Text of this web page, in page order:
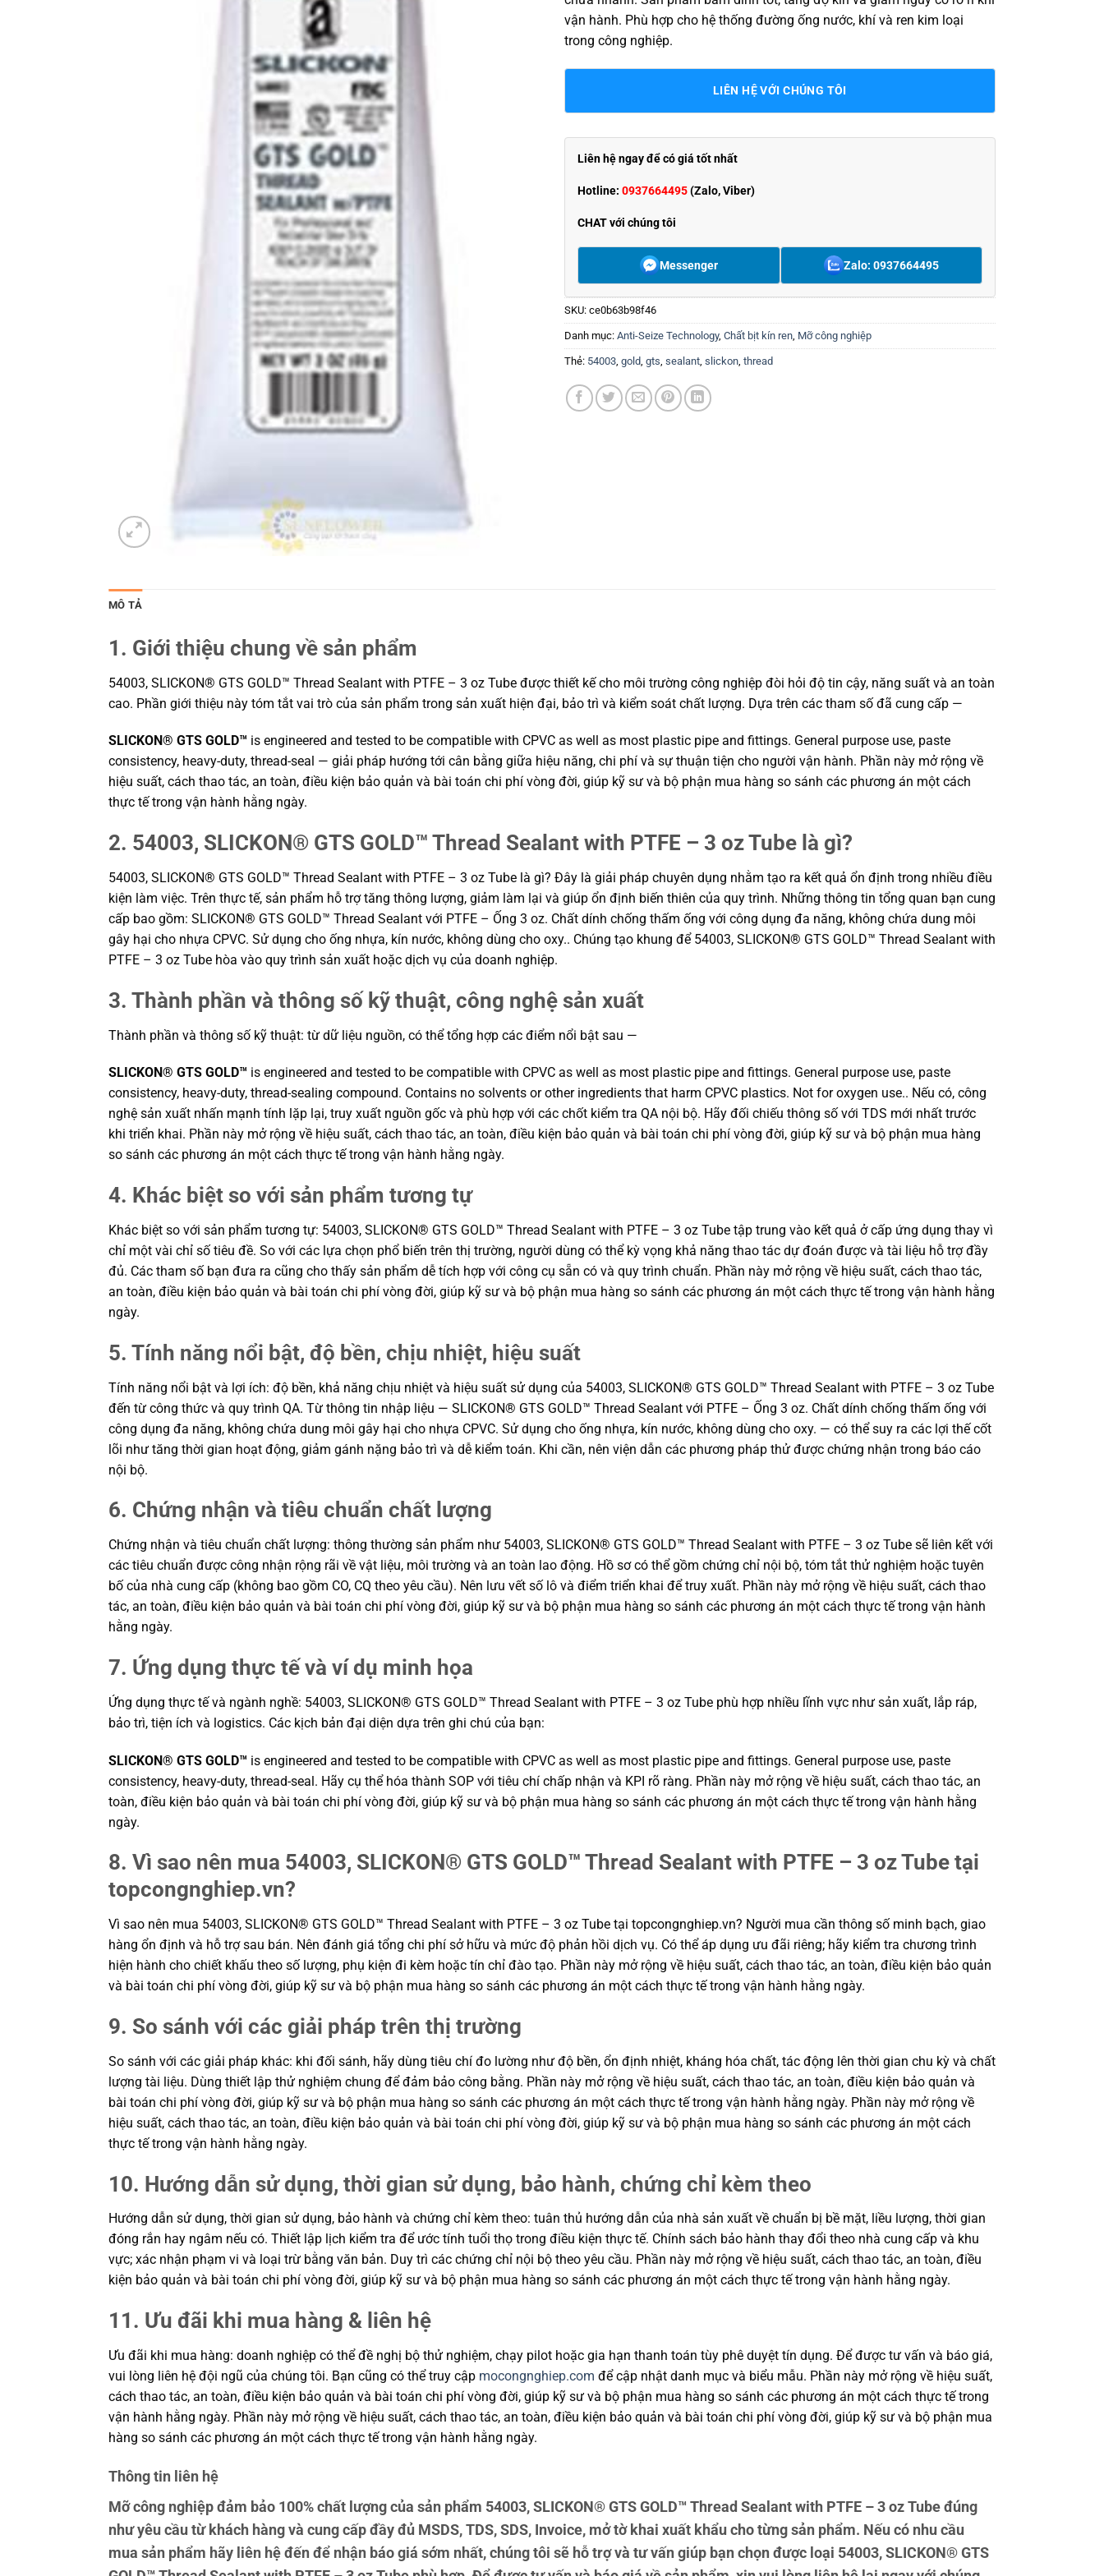
vận hành. Phù hợp cho hệ thống đường ống nước, khí và ren kim loại
trong công nghiệp.
LIÊN HỆ VỚI CHÚNG TÔI
Liên hệ ngay để có giá tốt nhất
Hotline: 0937664495(Zalo, Viber)
CHAT với chúng tôi
Messenger Zalo: 0937664495
SKU: ce0b63b98f46
Danh mục: Anti-Seize Technology, Chất bịt kín ren, Mỡ công nghiệp
Thẻ: 54003, gold, gts, sealant, slickon, thread
MÔ TẢ
1. Giới thiệu chung về sản phẩm
54003, SLICKON® GTS GOLD™ Thread Sealant with PTFE – 3 oz Tube được thiết kế cho môi trường công nghiệp đòi hỏi độ tin cậy, năng suất và an toàn
cao. Phần giới thiệu này tóm tắt vai trò của sản phẩm trong sản xuất hiện đại, bảo trì và kiểm soát chất lượng. Dựa trên các tham số đã cung cấp —
SLICKON® GTS GOLD™ is engineered and tested to be compatible with CPVC as well as most plastic pipe and fittings. General purpose use, paste
consistency, heavy-duty, thread-seal — giải pháp hướng tới cân bằng giữa hiệu năng, chi phí và sự thuận tiện cho người vận hành. Phần này mở rộng về
hiệu suất, cách thao tác, an toàn, điều kiện bảo quản và bài toán chi phí vòng đời, giúp kỹ sư và bộ phận mua hàng so sánh các phương án một cách
thực tế trong vận hành hằng ngày.
2. 54003, SLICKON® GTS GOLD™ Thread Sealant with PTFE – 3 oz Tube là gì?
54003, SLICKON® GTS GOLD™ Thread Sealant with PTFE – 3 oz Tube là gì? Đây là giải pháp chuyên dụng nhằm tạo ra kết quả ổn định trong nhiều điều
kiện làm việc. Trên thực tế, sản phẩm hỗ trợ tăng thông lượng, giảm làm lại và giúp ổn định biến thiên của quy trình. Những thông tin tổng quan bạn cung
cấp bao gồm: SLICKON® GTS GOLD™ Thread Sealant với PTFE – Ống 3 oz. Chất dính chống thấm ống với công dụng đa năng, không chứa dung môi
gây hại cho nhựa CPVC. Sử dụng cho ống nhựa, kín nước, không dùng cho oxy.. Chúng tạo khung để 54003, SLICKON® GTS GOLD™ Thread Sealant with
PTFE – 3 oz Tube hòa vào quy trình sản xuất hoặc dịch vụ của doanh nghiệp.
3. Thành phần và thông số kỹ thuật, công nghệ sản xuất
Thành phần và thông số kỹ thuật: từ dữ liệu nguồn, có thể tổng hợp các điểm nổi bật sau —
SLICKON® GTS GOLD™ is engineered and tested to be compatible with CPVC as well as most plastic pipe and fittings. General purpose use, paste
consistency, heavy-duty, thread-sealing compound. Contains no solvents or other ingredients that harm CPVC plastics. Not for oxygen use.. Nếu có, công
nghệ sản xuất nhấn mạnh tính lặp lại, truy xuất nguồn gốc và phù hợp với các chốt kiểm tra QA nội bộ. Hãy đối chiếu thông số với TDS mới nhất trước
khi triển khai. Phần này mở rộng về hiệu suất, cách thao tác, an toàn, điều kiện bảo quản và bài toán chi phí vòng đời, giúp kỹ sư và bộ phận mua hàng
so sánh các phương án một cách thực tế trong vận hành hằng ngày.
4. Khác biệt so với sản phẩm tương tự
Khác biệt so với sản phẩm tương tự: 54003, SLICKON® GTS GOLD™ Thread Sealant with PTFE – 3 oz Tube tập trung vào kết quả ở cấp ứng dụng thay vì
chỉ một vài chỉ số tiêu đề. So với các lựa chọn phổ biến trên thị trường, người dùng có thể kỳ vọng khả năng thao tác dự đoán được và tài liệu hỗ trợ đầy
đủ. Các tham số bạn đưa ra cũng cho thấy sản phẩm dễ tích hợp với công cụ sẵn có và quy trình chuẩn. Phần này mở rộng về hiệu suất, cách thao tác,
an toàn, điều kiện bảo quản và bài toán chi phí vòng đời, giúp kỹ sư và bộ phận mua hàng so sánh các phương án một cách thực tế trong vận hành hằng
ngày.
5. Tính năng nổi bật, độ bền, chịu nhiệt, hiệu suất
Tính năng nổi bật và lợi ích: độ bền, khả năng chịu nhiệt và hiệu suất sử dụng của 54003, SLICKON® GTS GOLD™ Thread Sealant with PTFE – 3 oz Tube
đến từ công thức và quy trình QA. Từ thông tin nhập liệu — SLICKON® GTS GOLD™ Thread Sealant với PTFE – Ống 3 oz. Chất dính chống thấm ống với
công dụng đa năng, không chứa dung môi gây hại cho nhựa CPVC. Sử dụng cho ống nhựa, kín nước, không dùng cho oxy. — có thể suy ra các lợi thế cốt
lõi như tăng thời gian hoạt động, giảm gánh nặng bảo trì và dễ kiểm toán. Khi cần, nên viện dẫn các phương pháp thử được chứng nhận trong báo cáo
nội bộ.
6. Chứng nhận và tiêu chuẩn chất lượng
Chứng nhận và tiêu chuẩn chất lượng: thông thường sản phẩm như 54003, SLICKON® GTS GOLD™ Thread Sealant with PTFE – 3 oz Tube sẽ liên kết với
các tiêu chuẩn được công nhận rộng rãi về vật liệu, môi trường và an toàn lao động. Hồ sơ có thể gồm chứng chỉ nội bộ, tóm tắt thử nghiệm hoặc tuyên
bố của nhà cung cấp (không bao gồm CO, CQ theo yêu cầu). Nên lưu vết số lô và điểm triển khai để truy xuất. Phần này mở rộng về hiệu suất, cách thao
tác, an toàn, điều kiện bảo quản và bài toán chi phí vòng đời, giúp kỹ sư và bộ phận mua hàng so sánh các phương án một cách thực tế trong vận hành
hằng ngày.
7. Ứng dụng thực tế và ví dụ minh họa
Ứng dụng thực tế và ngành nghề: 54003, SLICKON® GTS GOLD™ Thread Sealant with PTFE – 3 oz Tube phù hợp nhiều lĩnh vực như sản xuất, lắp ráp,
bảo trì, tiện ích và logistics. Các kịch bản đại diện dựa trên ghi chú của bạn:
SLICKON® GTS GOLD™ is engineered and tested to be compatible with CPVC as well as most plastic pipe and fittings. General purpose use, paste
consistency, heavy-duty, thread-seal. Hãy cụ thể hóa thành SOP với tiêu chí chấp nhận và KPI rõ ràng. Phần này mở rộng về hiệu suất, cách thao tác, an
toàn, điều kiện bảo quản và bài toán chi phí vòng đời, giúp kỹ sư và bộ phận mua hàng so sánh các phương án một cách thực tế trong vận hành hằng
ngày.
8. Vì sao nên mua 54003, SLICKON® GTS GOLD™ Thread Sealant with PTFE – 3 oz Tube tại
topcongnghiep.vn?
Vì sao nên mua 54003, SLICKON® GTS GOLD™ Thread Sealant with PTFE – 3 oz Tube tại topcongnghiep.vn? Người mua cần thông số minh bạch, giao
hàng ổn định và hỗ trợ sau bán. Nên đánh giá tổng chi phí sở hữu và mức độ phản hồi dịch vụ. Có thể áp dụng ưu đãi riêng; hãy kiểm tra chương trình
hiện hành cho chiết khấu theo số lượng, phụ kiện đi kèm hoặc tín chỉ đào tạo. Phần này mở rộng về hiệu suất, cách thao tác, an toàn, điều kiện bảo quản
và bài toán chi phí vòng đời, giúp kỹ sư và bộ phận mua hàng so sánh các phương án một cách thực tế trong vận hành hằng ngày.
9. So sánh với các giải pháp trên thị trường
So sánh với các giải pháp khác: khi đối sánh, hãy dùng tiêu chí đo lường như độ bền, ổn định nhiệt, kháng hóa chất, tác động lên thời gian chu kỳ và chất
lượng tài liệu. Dùng thiết lập thử nghiệm chung để đảm bảo công bằng. Phần này mở rộng về hiệu suất, cách thao tác, an toàn, điều kiện bảo quản và
bài toán chi phí vòng đời, giúp kỹ sư và bộ phận mua hàng so sánh các phương án một cách thực tế trong vận hành hằng ngày. Phần này mở rộng về
hiệu suất, cách thao tác, an toàn, điều kiện bảo quản và bài toán chi phí vòng đời, giúp kỹ sư và bộ phận mua hàng so sánh các phương án một cách
thực tế trong vận hành hằng ngày.
10. Hướng dẫn sử dụng, thời gian sử dụng, bảo hành, chứng chỉ kèm theo
Hướng dẫn sử dụng, thời gian sử dụng, bảo hành và chứng chỉ kèm theo: tuân thủ hướng dẫn của nhà sản xuất về chuẩn bị bề mặt, liều lượng, thời gian
đóng rắn hay ngâm nếu có. Thiết lập lịch kiểm tra để ước tính tuổi thọ trong điều kiện thực tế. Chính sách bảo hành thay đổi theo nhà cung cấp và khu
vực; xác nhận phạm vi và loại trừ bằng văn bản. Duy trì các chứng chỉ nội bộ theo yêu cầu. Phần này mở rộng về hiệu suất, cách thao tác, an toàn, điều
kiện bảo quản và bài toán chi phí vòng đời, giúp kỹ sư và bộ phận mua hàng so sánh các phương án một cách thực tế trong vận hành hằng ngày.
11. Ưu đãi khi mua hàng & liên hệ
Ưu đãi khi mua hàng: doanh nghiệp có thể đề nghị bộ thử nghiệm, chạy pilot hoặc gia hạn thanh toán tùy phê duyệt tín dụng. Để được tư vấn và báo giá,
vui lòng liên hệ đội ngũ của chúng tôi. Bạn cũng có thể truy cập mocongnghiep.com để cập nhật danh mục và biểu mẫu. Phần này mở rộng về hiệu suất,
cách thao tác, an toàn, điều kiện bảo quản và bài toán chi phí vòng đời, giúp kỹ sư và bộ phận mua hàng so sánh các phương án một cách thực tế trong
vận hành hằng ngày. Phần này mở rộng về hiệu suất, cách thao tác, an toàn, điều kiện bảo quản và bài toán chi phí vòng đời, giúp kỹ sư và bộ phận mua
hàng so sánh các phương án một cách thực tế trong vận hành hằng ngày.
Thông tin liên hệ
Mỡ công nghiệp đảm bảo 100% chất lượng của sản phẩm 54003, SLICKON® GTS GOLD™ Thread Sealant with PTFE – 3 oz Tube đúng
như yêu cầu từ khách hàng và cung cấp đầy đủ MSDS, TDS, SDS, Invoice, mở tờ khai xuất khẩu cho từng sản phẩm. Nếu có nhu cầu
mua sản phẩm hãy liên hệ đến để nhận báo giá sớm nhất, chúng tôi sẽ hỗ trợ và tư vấn giúp bạn chọn được loại 54003, SLICKON® GTS